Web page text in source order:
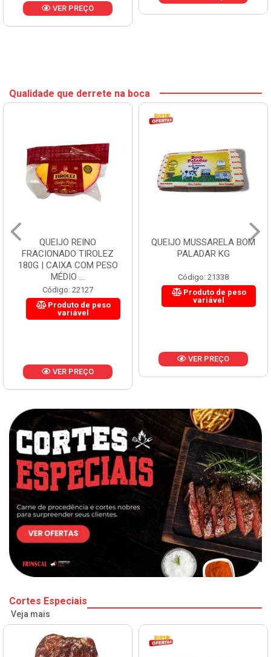
VER PREÇO
Qualidade que derrete na boca
QUEIJO REINO
FRACIONADO TIROLEZ
180G | CAIXA COM PESO
MÉDIO ...
Código: 22127
Produto de peso
variável
VER PREÇO
QUEIJO MUSSARELA BOM
PALADAR KG
Código: 21338
Produto de peso
variável
VER PREÇO
Cortes Especiais
Veja mais